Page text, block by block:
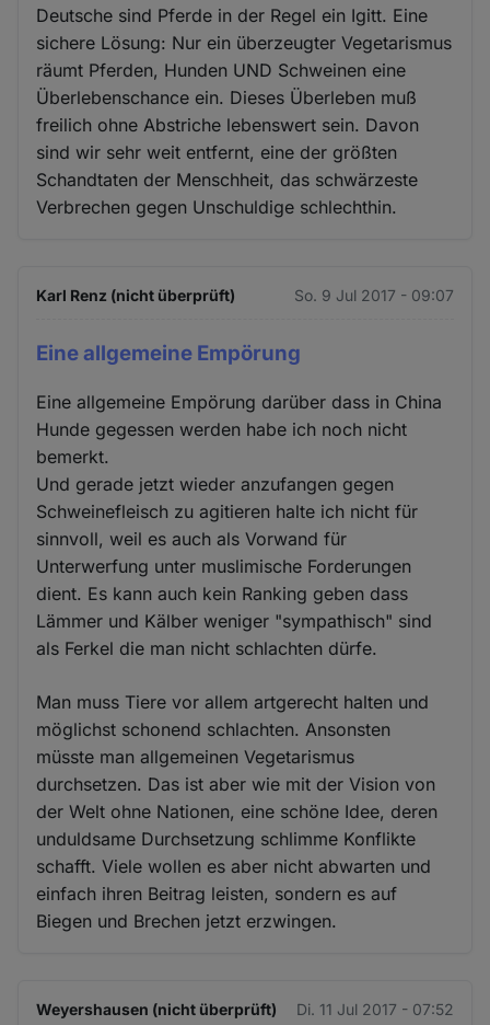
Deutsche sind Pferde in der Regel ein Igitt. Eine
sichere Lösung: Nur ein überzeugter Vegetarismus
räumt Pferden, Hunden UND Schweinen eine
Überlebenschance ein. Dieses Überleben muß
freilich ohne Abstriche lebenswert sein. Davon
sind wir sehr weit entfernt, eine der größten
Schandtaten der Menschheit, das schwärzeste
Verbrechen gegen Unschuldige schlechthin.
Karl Renz (nicht überprüft) So. 9 Jul 2017 - 09:07
Eine allgemeine Empörung
Eine allgemeine Empörung darüber dass in China
Hunde gegessen werden habe ich noch nicht
bemerkt.
Und gerade jetzt wieder anzufangen gegen
Schweinefleisch zu agitieren halte ich nicht für
sinnvoll, weil es auch als Vorwand für
Unterwerfung unter muslimische Forderungen
dient. Es kann auch kein Ranking geben dass
Lämmer und Kälber weniger "sympathisch" sind
als Ferkel die man nicht schlachten dürfe.
Man muss Tiere vor allem artgerecht halten und
möglichst schonend schlachten. Ansonsten
müsste man allgemeinen Vegetarismus
durchsetzen. Das ist aber wie mit der Vision von
der Welt ohne Nationen, eine schöne Idee, deren
unduldsame Durchsetzung schlimme Konflikte
schafft. Viele wollen es aber nicht abwarten und
einfach ihren Beitrag leisten, sondern es auf
Biegen und Brechen jetzt erzwingen.
Weyershausen (nicht überprüft) Di. 11 Jul 2017 - 07:52